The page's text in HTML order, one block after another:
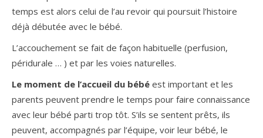
temps est alors celui de l’au revoir qui poursuit l’histoire
déjà débutée avec le bébé.
L’accouchement se fait de façon habituelle (perfusion,
péridurale … ) et par les voies naturelles.
Le moment de l’accueil du bébé est important et les
parents peuvent prendre le temps pour faire connaissance
avec leur bébé parti trop tôt. S’ils se sentent prêts, ils
peuvent, accompagnés par l’équipe, voir leur bébé, le